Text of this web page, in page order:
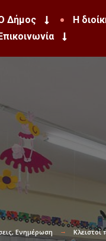
Δήμος Η
,Ενημέρωση Κλειστοί